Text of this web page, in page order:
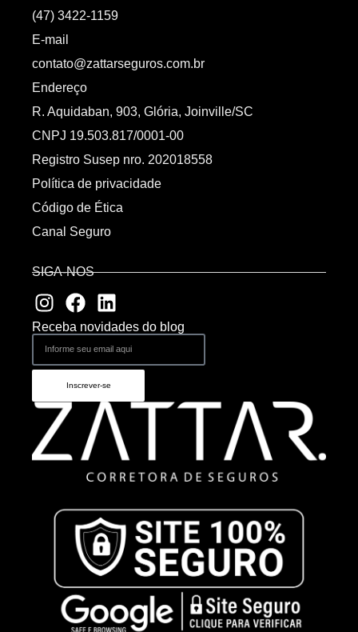
(47) 3422-1159
E-mail
contato@zattarseguros.com.br
Endereço
R. Aquidaban, 903, Glória, Joinville/SC
CNPJ 19.503.817/0001-00
Registro Susep nro. 202018558
Política de privacidade
Código de Ética
Canal Seguro
SIGA-NOS
Receba novidades do blog
Inscrever-se